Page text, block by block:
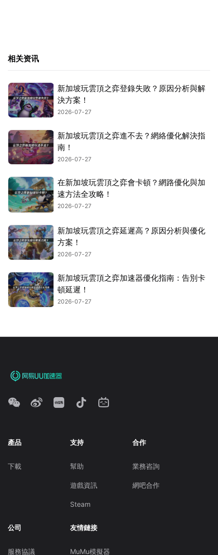
相关资讯
新加坡玩雲頂之弈登錄失敗？原因分析與解
決方案！
2026-07-27
新加坡玩雲頂之弈進不去？網絡優化解決指
南！
2026-07-27
在新加坡玩雲頂之弈會卡頓？網路優化與加
速方法全攻略！
2026-07-27
新加坡玩雲頂之弈延遲高？原因分析與優化
方案！
2026-07-27
新加坡玩雲頂之弈加速器優化指南：告別卡
頓延遲！
2026-07-27
產品
下載
支持
幫助
遊戲資訊
Steam
合作
業務咨詢
網吧合作
公司
服務協議
友情鏈接
MuMu模擬器